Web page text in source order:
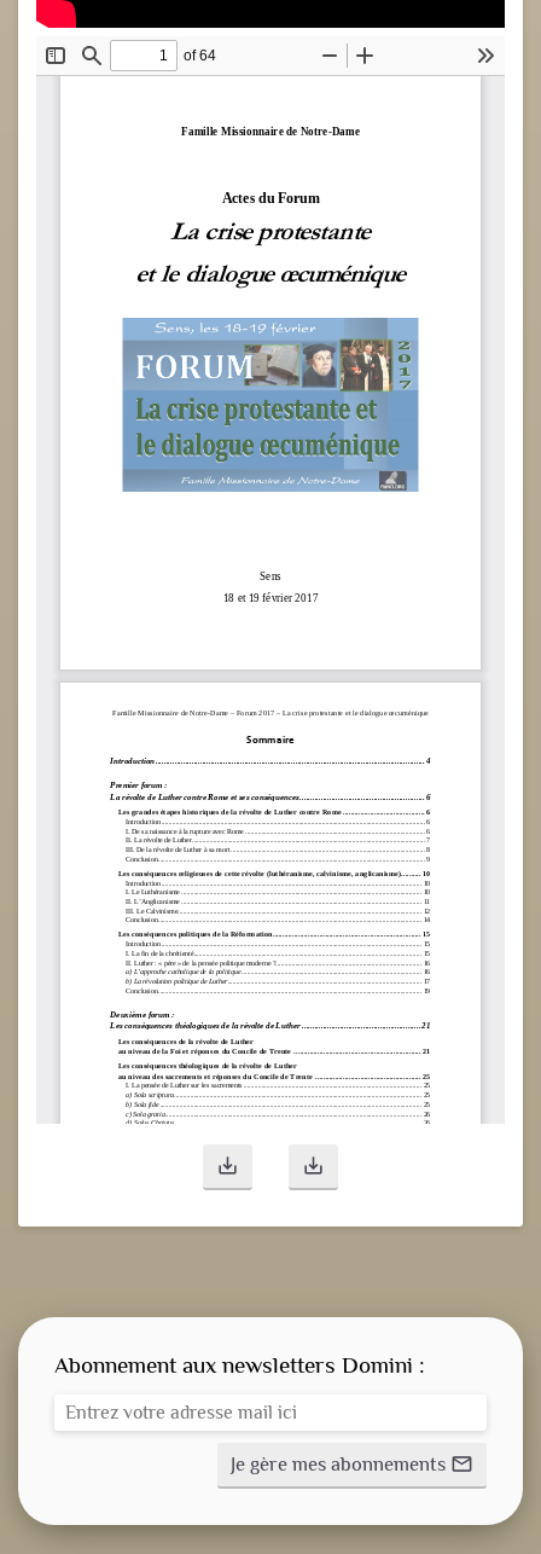
save_alt save_alt
Abonnement aux newsletters Domini :
Je gère mes abonnements mail_outline